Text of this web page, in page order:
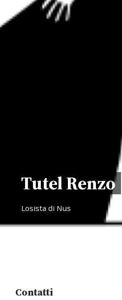
Tutel Renzo
Losista di Nus
Contatti